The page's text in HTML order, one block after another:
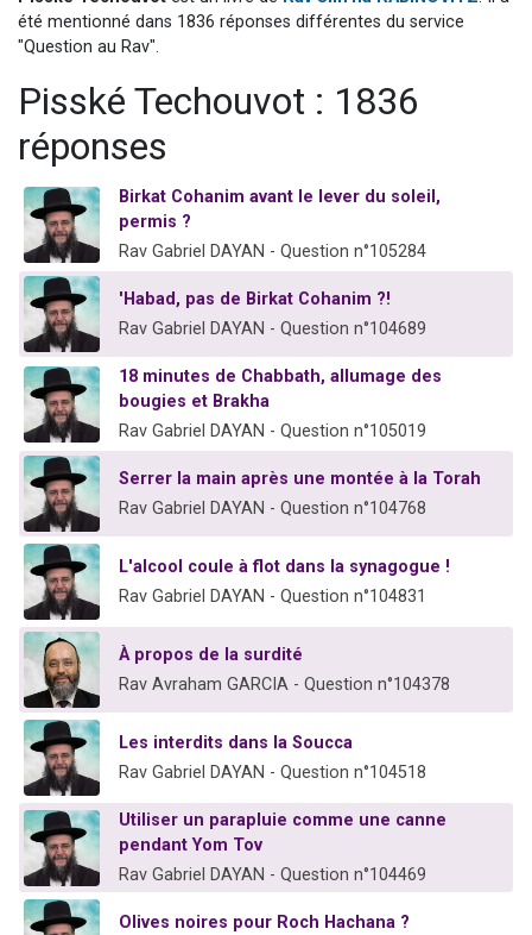
Odaya vient de donner son Maasser
été mentionné dans 1836 réponses différentes du service
"Question au Rav".
Pisské Techouvot : 1836
réponses
Birkat Cohanim avant le lever du soleil,
permis ?
Rav Gabriel DAYAN - Question n°105284
'Habad, pas de Birkat Cohanim ?!
Rav Gabriel DAYAN - Question n°104689
18 minutes de Chabbath, allumage des
bougies et Brakha
Rav Gabriel DAYAN - Question n°105019
Serrer la main après une montée à la Torah
Rav Gabriel DAYAN - Question n°104768
L'alcool coule à flot dans la synagogue !
Rav Gabriel DAYAN - Question n°104831
À propos de la surdité
Rav Avraham GARCIA - Question n°104378
Les interdits dans la Soucca
Rav Gabriel DAYAN - Question n°104518
Utiliser un parapluie comme une canne
pendant Yom Tov
Rav Gabriel DAYAN - Question n°104469
Olives noires pour Roch Hachana ?